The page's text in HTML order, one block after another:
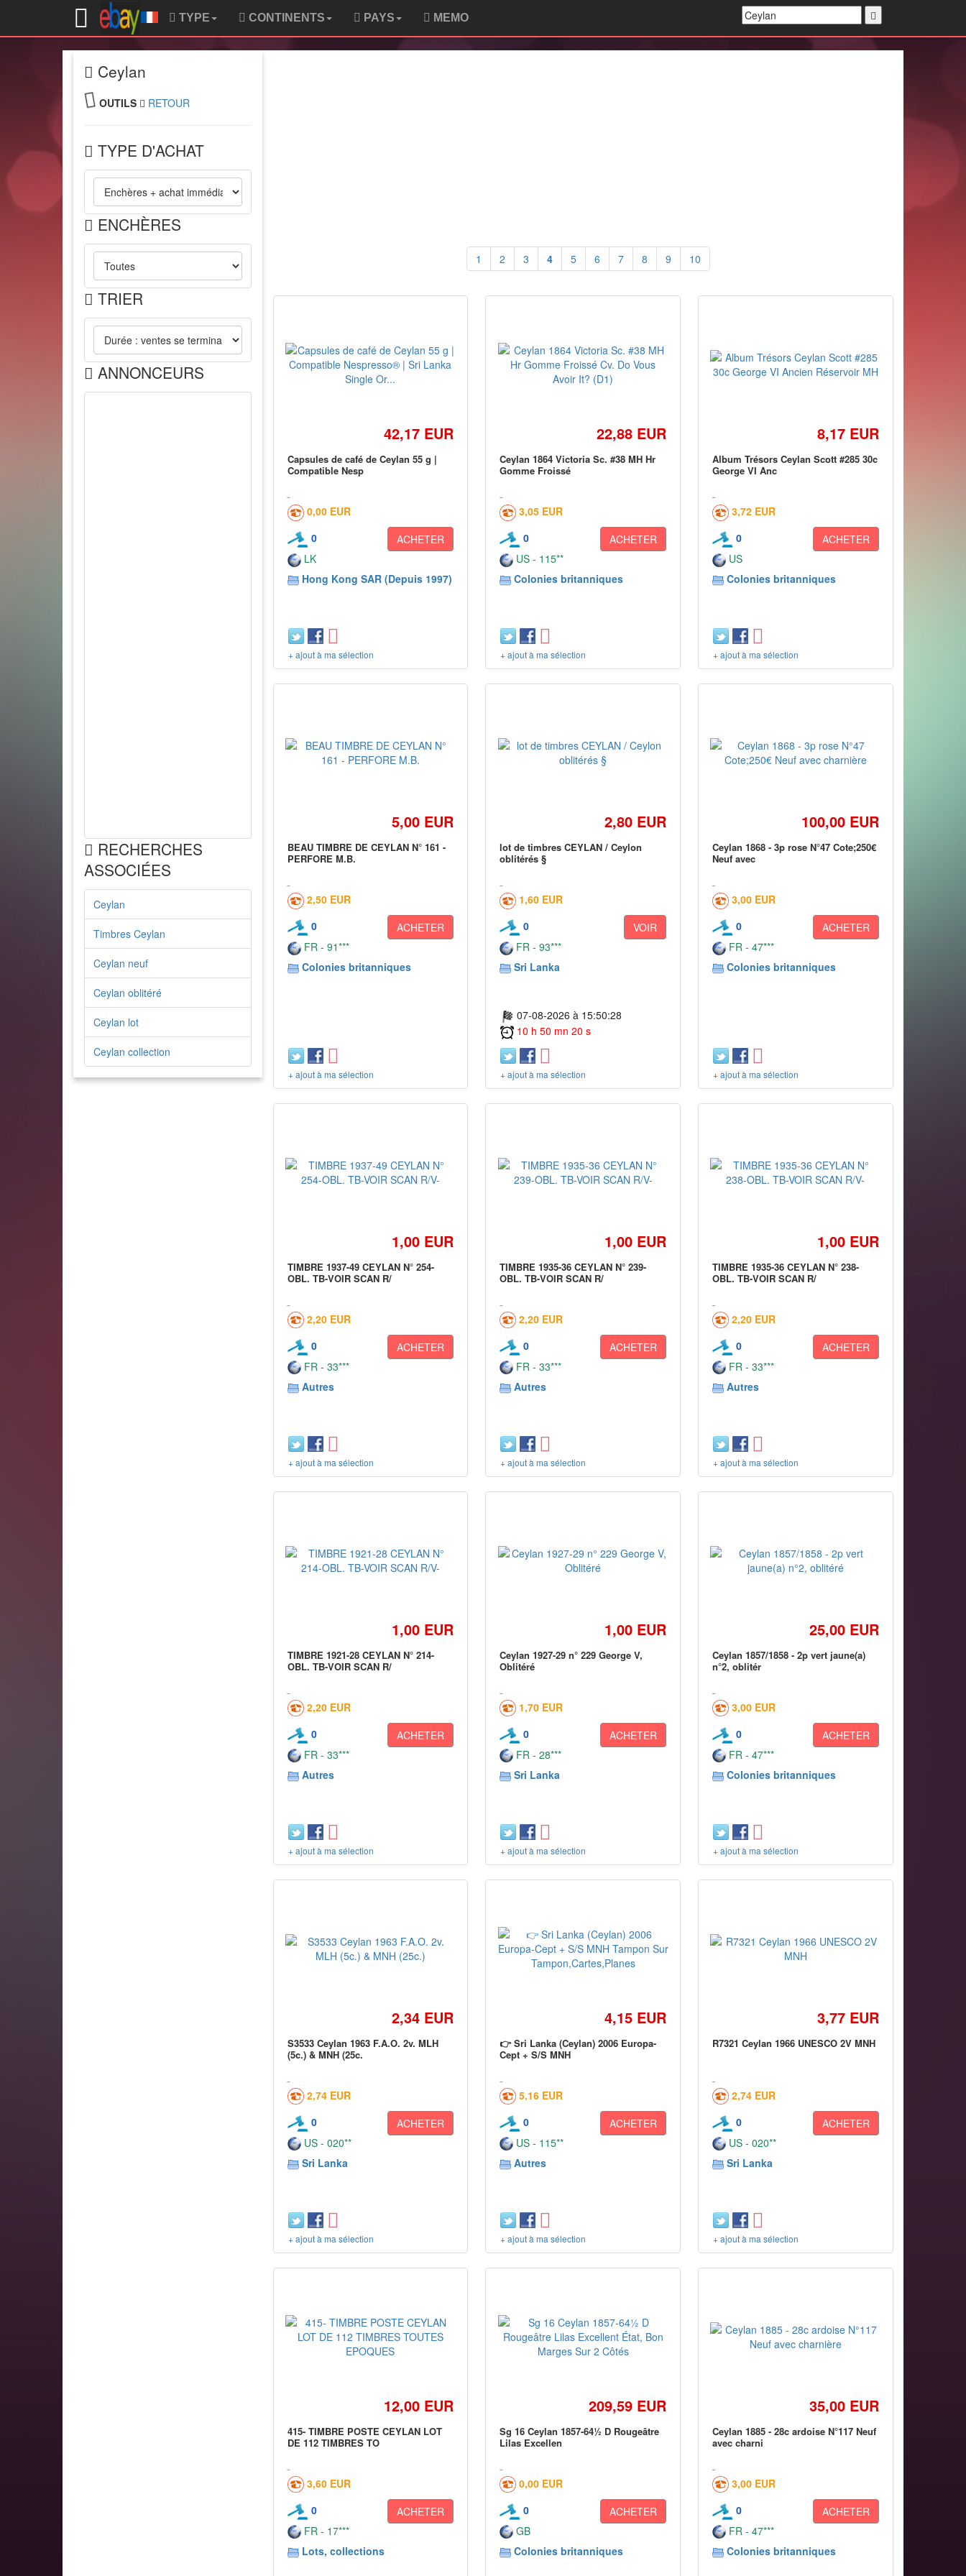
TYPE CONTINENTS PAYS MEMO
Ceylan
OUTILS RETOUR
TYPE D'ACHAT
ENCHÈRES
TRIER
ANNONCEURS
RECHERCHES
ASSOCIÉES
Ceylan
Timbres Ceylan
Ceylan neuf
Ceylan oblitéré
Ceylan lot
Ceylan collection
1 2 3 4 5 6 7 8 9 10
42,17 EUR
Capsules de café de Ceylan 55 g |
Compatible Nesp
0,00 EUR
0
ACHETER
LK
Hong Kong SAR (Depuis 1997)
+ ajout à ma sélection
22,88 EUR
Ceylan 1864 Victoria Sc. #38 MH Hr
Gomme Froissé
3,05 EUR
0
ACHETER
US - 115**
Colonies britanniques
+ ajout à ma sélection
8,17 EUR
Album Trésors Ceylan Scott #285 30c
George VI Anc
3,72 EUR
0
ACHETER
US
Colonies britanniques
+ ajout à ma sélection
5,00 EUR
BEAU TIMBRE DE CEYLAN N° 161 -
PERFORE M.B.
2,50 EUR
0
ACHETER
FR - 91***
Colonies britanniques
+ ajout à ma sélection
2,80 EUR
lot de timbres CEYLAN / Ceylon
oblitérés §
1,60 EUR
0
VOIR
FR - 93***
Sri Lanka
07-08-2026 à 15:50:28
10 h 50 mn 20 s
+ ajout à ma sélection
100,00 EUR
Ceylan 1868 - 3p rose N°47 Cote;250€
Neuf avec
3,00 EUR
0
ACHETER
FR - 47***
Colonies britanniques
+ ajout à ma sélection
1,00 EUR
TIMBRE 1937-49 CEYLAN N° 254-
OBL. TB-VOIR SCAN R/
2,20 EUR
0
ACHETER
FR - 33***
Autres
+ ajout à ma sélection
1,00 EUR
TIMBRE 1935-36 CEYLAN N° 239-
OBL. TB-VOIR SCAN R/
2,20 EUR
0
ACHETER
FR - 33***
Autres
+ ajout à ma sélection
1,00 EUR
TIMBRE 1935-36 CEYLAN N° 238-
OBL. TB-VOIR SCAN R/
2,20 EUR
0
ACHETER
FR - 33***
Autres
+ ajout à ma sélection
1,00 EUR
TIMBRE 1921-28 CEYLAN N° 214-
OBL. TB-VOIR SCAN R/
2,20 EUR
0
ACHETER
FR - 33***
Autres
+ ajout à ma sélection
1,00 EUR
Ceylan 1927-29 n° 229 George V,
Oblitéré
1,70 EUR
0
ACHETER
FR - 28***
Sri Lanka
+ ajout à ma sélection
25,00 EUR
Ceylan 1857/1858 - 2p vert jaune(a)
n°2, oblitér
3,00 EUR
0
ACHETER
FR - 47***
Colonies britanniques
+ ajout à ma sélection
2,34 EUR
S3533 Ceylan 1963 F.A.O. 2v. MLH
(5c.) & MNH (25c.
2,74 EUR
0
ACHETER
US - 020**
Sri Lanka
+ ajout à ma sélection
4,15 EUR
👉 Sri Lanka (Ceylan) 2006 Europa-
Cept + S/S MNH
5,16 EUR
0
ACHETER
US - 115**
Autres
+ ajout à ma sélection
3,77 EUR
R7321 Ceylan 1966 UNESCO 2V MNH
2,74 EUR
0
ACHETER
US - 020**
Sri Lanka
+ ajout à ma sélection
12,00 EUR
415- TIMBRE POSTE CEYLAN LOT
DE 112 TIMBRES TO
3,60 EUR
0
ACHETER
FR - 17***
Lots, collections
209,59 EUR
Sg 16 Ceylan 1857-64½ D Rougeâtre
Lilas Excellen
0,00 EUR
0
ACHETER
GB
Colonies britanniques
35,00 EUR
Ceylan 1885 - 28c ardoise N°117 Neuf
avec charni
3,00 EUR
0
ACHETER
FR - 47***
Colonies britanniques